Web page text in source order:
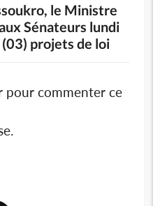
le Ministre
Sénateurs lundi
projets de loi
pour commenter ce